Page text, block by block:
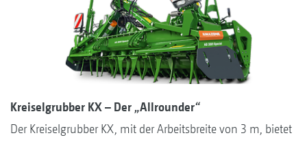
Kreiselgrubber KX – Der „Allrounder“
Der Kreiselgrubber KX, mit der Arbeitsbreite von 3 m, bietet